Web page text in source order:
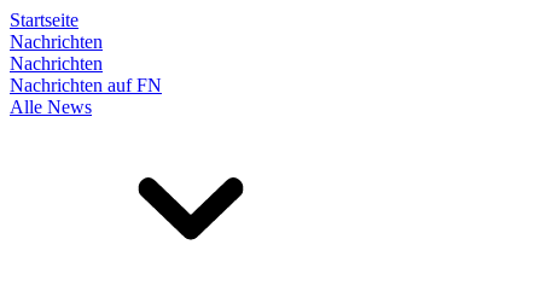
Startseite
Nachrichten
Nachrichten
Nachrichten auf FN
Alle News